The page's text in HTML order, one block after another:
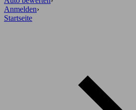
Anmelden›
Startseite